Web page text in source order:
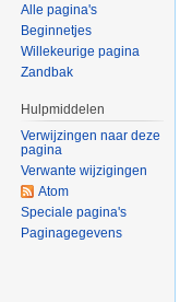
Alle pagina's
Beginnetjes
Willekeurige pagina
Zandbak
Hulpmiddelen
Verwijzingen naar deze
pagina
Verwante wijzigingen
Atom
Speciale pagina's
Paginagegevens